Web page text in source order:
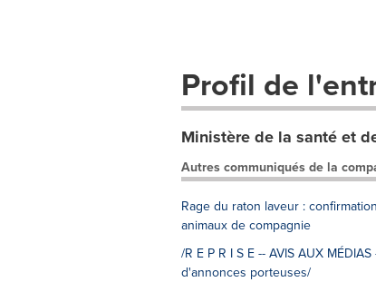
Profil de
Ministère de la santé et
Autres communiqués de la
Rage du raton laveur :
animaux de compagnie
/R E P R I S E -- AVIS AUX
d'annonces porteuses/